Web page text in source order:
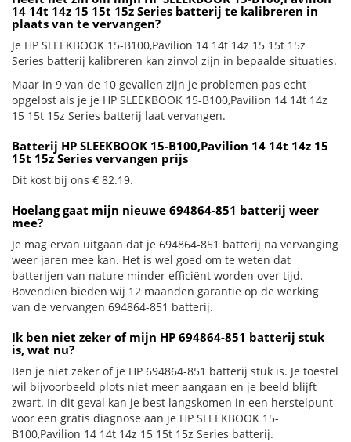
14 14t 14z 15 15t 15z Series batterij te kalibreren in
plaats van te vervangen?
Je HP SLEEKBOOK 15-B100,Pavilion 14 14t 14z 15 15t 15z
Series batterij kalibreren kan zinvol zijn in bepaalde situaties.
Maar in 9 van de 10 gevallen zijn je problemen pas echt
opgelost als je je HP SLEEKBOOK 15-B100,Pavilion 14 14t 14z
15 15t 15z Series batterij laat vervangen.
Batterij HP SLEEKBOOK 15-B100,Pavilion 14 14t 14z 15
15t 15z Series vervangen prijs
Dit kost bij ons € 82.19.
Hoelang gaat mijn nieuwe 694864-851 batterij weer
mee?
Je mag ervan uitgaan dat je 694864-851 batterij na vervanging
weer jaren mee kan. Het is wel goed om te weten dat
batterijen van nature minder efficiënt worden over tijd.
Bovendien bieden wij 12 maanden garantie op de werking
van de vervangen 694864-851 batterij.
Ik ben niet zeker of mijn HP 694864-851 batterij stuk
is, wat nu?
Ben je niet zeker of je HP 694864-851 batterij stuk is. Je toestel
wil bijvoorbeeld plots niet meer aangaan en je beeld blijft
zwart. In dit geval kan je best langskomen in een herstelpunt
voor een gratis diagnose aan je HP SLEEKBOOK 15-
B100,Pavilion 14 14t 14z 15 15t 15z Series batterij.